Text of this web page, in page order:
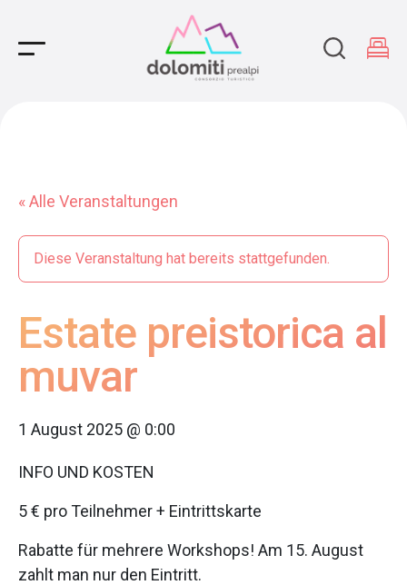
Main Navigation
« Alle Veranstaltungen
Diese Veranstaltung hat bereits stattgefunden.
Estate preistorica al
muvar
1 August 2025 @ 0:00
INFO UND KOSTEN
5 € pro Teilnehmer + Eintrittskarte
Rabatte für mehrere Workshops! Am 15. August
zahlt man nur den Eintritt.